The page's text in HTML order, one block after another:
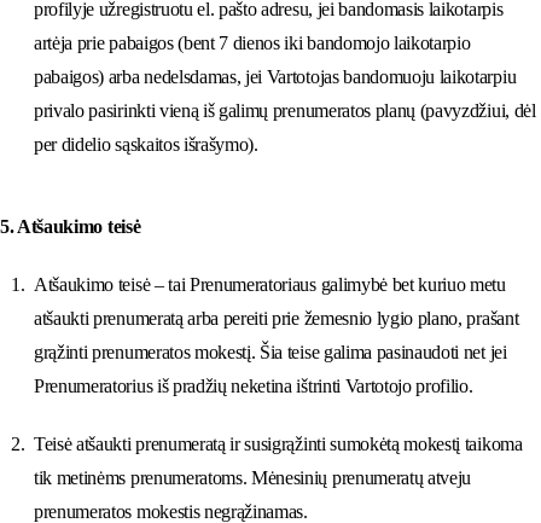
profilyje užregistruotu el. pašto adresu, jei bandomasis laikotarpis
artėja prie pabaigos (bent 7 dienos iki bandomojo laikotarpio
pabaigos) arba nedelsdamas, jei Vartotojas bandomuoju laikotarpiu
privalo pasirinkti vieną iš galimų prenumeratos planų (pavyzdžiui, dėl
per didelio sąskaitos išrašymo).
5. Atšaukimo teisė
Atšaukimo teisė – tai Prenumeratoriaus galimybė bet kuriuo metu
atšaukti prenumeratą arba pereiti prie žemesnio lygio plano, prašant
grąžinti prenumeratos mokestį. Šia teise galima pasinaudoti net jei
Prenumeratorius iš pradžių neketina ištrinti Vartotojo profilio.
Teisė atšaukti prenumeratą ir susigrąžinti sumokėtą mokestį taikoma
tik metinėms prenumeratoms. Mėnesinių prenumeratų atveju
prenumeratos mokestis negrąžinamas.